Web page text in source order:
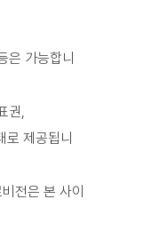
은 가능합니
권,
로 제공됩니
전은 본 사이